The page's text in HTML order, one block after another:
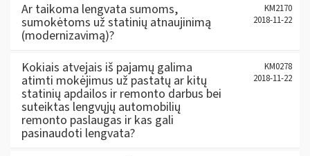
Ar taikoma lengvata sumoms,
sumokėtoms už statinių atnaujinimą
(modernizavimą)?
KM2170
2018-11-22
Kokiais atvejais iš pajamų galima
atimti mokėjimus už pastatų ar kitų
statinių apdailos ir remonto darbus bei
suteiktas lengvųjų automobilių
remonto paslaugas ir kas gali
pasinaudoti lengvata?
KM0278
2018-11-22